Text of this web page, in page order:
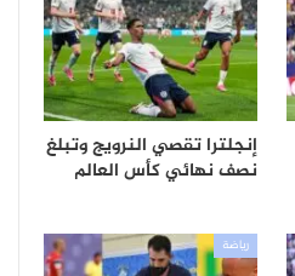
إنجلترا تقصي النرويج وتبلغ
نصف نهائي كأس العالم
رياضة